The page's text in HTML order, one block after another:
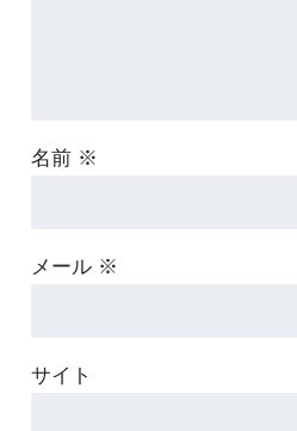
名前 ※
メール ※
サイト